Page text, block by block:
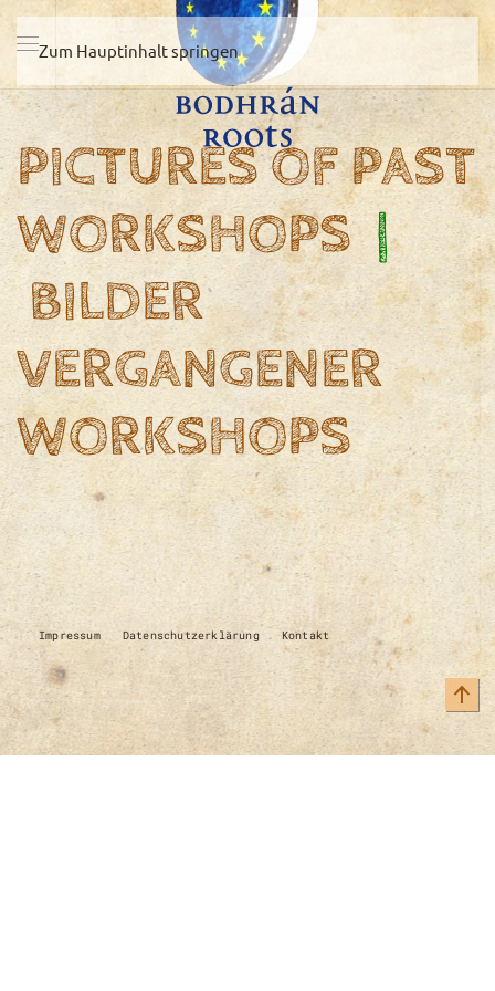
Zum Hauptinhalt springen
PICTURES OF PAST
WORKSHOPS|
BILDER
VERGANGENER
WORKSHOPS
Impressum Datenschutzerklärung Kontakt